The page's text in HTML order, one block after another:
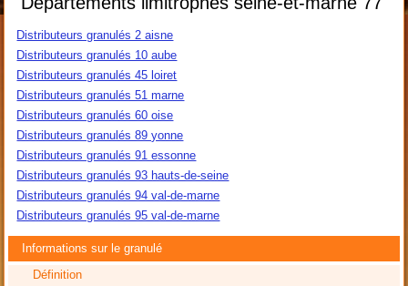
Distributeurs granulés 2 aisne
Distributeurs granulés 10 aube
Distributeurs granulés 45 loiret
Distributeurs granulés 51 marne
Distributeurs granulés 60 oise
Distributeurs granulés 89 yonne
Distributeurs granulés 91 essonne
Distributeurs granulés 93 hauts-de-seine
Distributeurs granulés 94 val-de-marne
Distributeurs granulés 95 val-de-marne
Informations sur le granulé
Définition